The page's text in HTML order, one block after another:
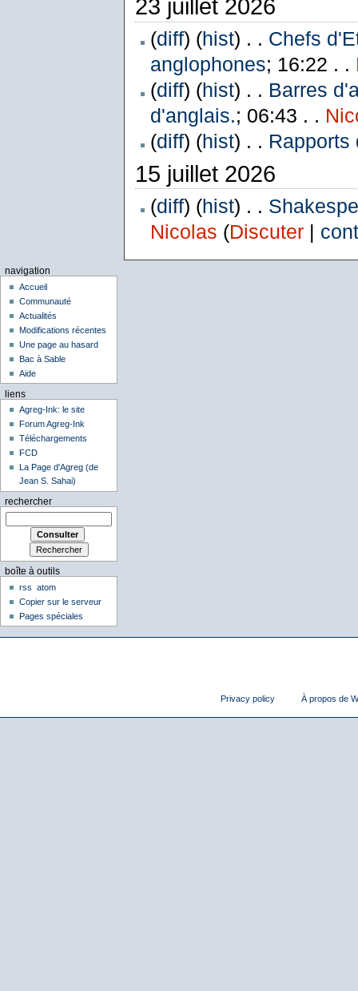
23 juillet 2026
(diff) (hist) . . Chefs
anglophones; 16:22 . .
(diff) (hist) . . Barres
d'anglais.; 06:43 . .
(diff) (hist) . . Rapports
15 juillet 2026
(diff) (hist) . .
Nicolas (Discuter|
navigation
Accueil
Communauté
Actualités
Modifications récentes
Une page au hasard
Bac à Sable
Aide
liens
Agreg-Ink: le site
Forum Agreg-Ink
Téléchargements
FCD
La Page d'Agreg (de
Jean S. Sahai)
rechercher
boîte à outils
rss
atom
Copier sur le serveur
Pages spéciales
Privacy policy À propos de